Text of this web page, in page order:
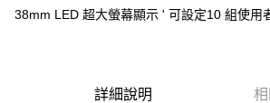
貨到付現給宅配司機 (大家電需貨到付款服務
38mm LED 超大螢幕顯示 ' 可設定10 組使用
詳細說明